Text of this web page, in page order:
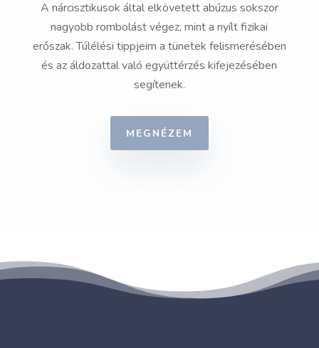
A nárcisztikusok által elkövetett abúzus sokszor
nagyobb rombolást végez, mint a nyílt fizikai
erőszak. Túlélési tippjeim a tünetek felismerésében
és az áldozattal való együttérzés kifejezésében
segítenek.
MEGNÉZEM